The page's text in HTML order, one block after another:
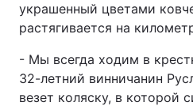
украшенный цветами
растягивается на
- Мы всегда ходим в
32-летний винничанин
везет коляску, в которой